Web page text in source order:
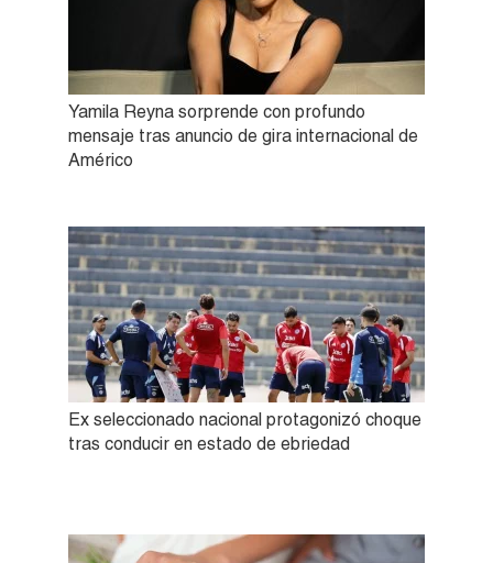
Yamila Reyna sorprende con profundo
mensaje tras anuncio de gira internacional de
Américo
Ex seleccionado nacional protagonizó choque
tras conducir en estado de ebriedad